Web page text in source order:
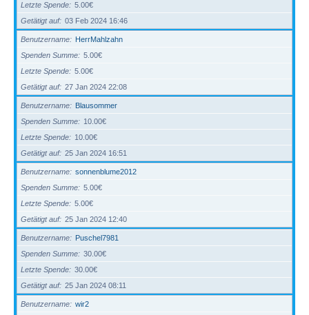
Letzte Spende
5.00€
Getätigt auf
03 Feb 2024 16:46
Benutzername
HerrMahlzahn
Spenden Summe
5.00€
Letzte Spende
5.00€
Getätigt auf
27 Jan 2024 22:08
Benutzername
Blausommer
Spenden Summe
10.00€
Letzte Spende
10.00€
Getätigt auf
25 Jan 2024 16:51
Benutzername
sonnenblume2012
Spenden Summe
5.00€
Letzte Spende
5.00€
Getätigt auf
25 Jan 2024 12:40
Benutzername
Puschel7981
Spenden Summe
30.00€
Letzte Spende
30.00€
Getätigt auf
25 Jan 2024 08:11
Benutzername
wir2